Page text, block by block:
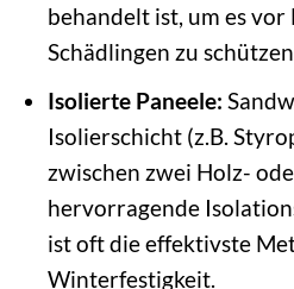
behandelt ist, um es
Schädlingen zu schützen.
Isolierte Paneele:
Isolierschicht (z.B.
zwischen zwei Holz-
hervorragende
ist oft die effektivste
Winterfestigkeit.